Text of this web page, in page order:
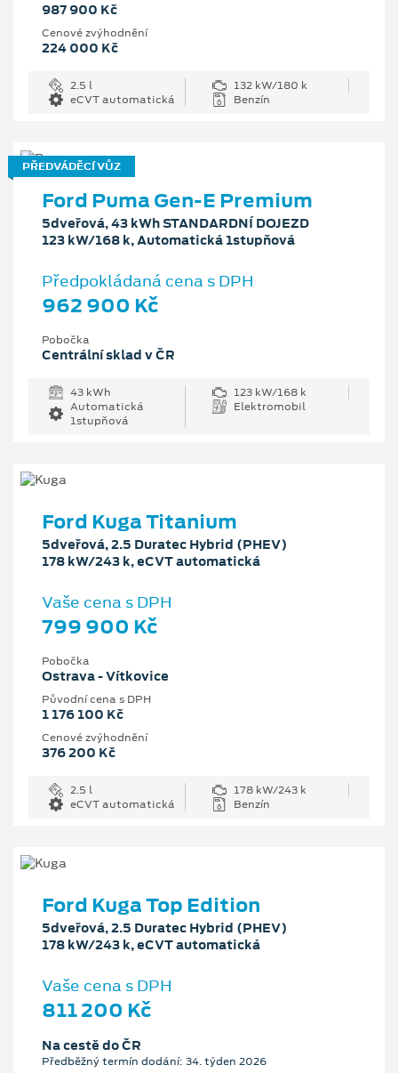
987 900 Kč
Cenové zvýhodnění
224 000 Kč
2.5 l
132 kW/180 k
eCVT automatická
Benzín
PŘEDVÁDĚCÍ VŮZ
Ford Puma Gen-E Premium
5dveřová, 43 kWh STANDARDNÍ DOJEZD
123 kW/168 k, Automatická 1stupňová
Předpokládaná cena s DPH
962 900 Kč
Pobočka
Centrální sklad v ČR
43 kWh
123 kW/168 k
Automatická
1stupňová
Elektromobil
Ford Kuga Titanium
5dveřová, 2.5 Duratec Hybrid (PHEV)
178 kW/243 k, eCVT automatická
Vaše cena s DPH
799 900 Kč
Pobočka
Ostrava - Vítkovice
Původní cena s DPH
1 176 100 Kč
Cenové zvýhodnění
376 200 Kč
2.5 l
178 kW/243 k
eCVT automatická
Benzín
Ford Kuga Top Edition
5dveřová, 2.5 Duratec Hybrid (PHEV)
178 kW/243 k, eCVT automatická
Vaše cena s DPH
811 200 Kč
Na cestě do ČR
Předběžný termín dodání: 34. týden 2026